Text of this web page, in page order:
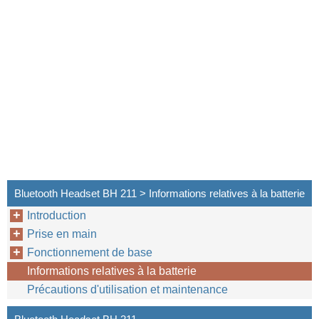
Bluetooth Headset BH 211 > Informations relatives à la batterie
Introduction
Prise en main
Fonctionnement de base
Informations relatives à la batterie
Précautions d'utilisation et maintenance